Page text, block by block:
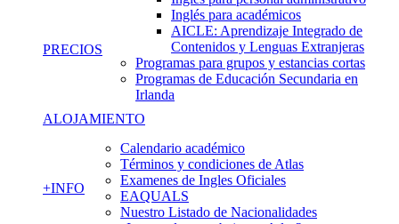
Inglés para académicos
AICLE: Aprendizaje Integrado de
Contenidos y Lenguas Extranjeras
Programas para grupos y estancias cortas
Programas de Educación Secundaria en
Irlanda
PRECIOS
ALOJAMIENTO
+INFO
Calendario académico
Términos y condiciones de Atlas
Examenes de Ingles Oficiales
EAQUALS
Nuestro Listado de Nacionalidades